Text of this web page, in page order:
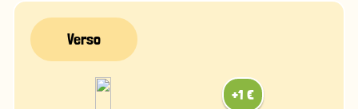
OpenSans-Regular